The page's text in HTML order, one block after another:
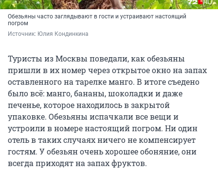
Обезьяны часто заглядывают в гости и устраивают настоящий
погром
Источник: Юлия Кондинкина
Туристы из Москвы поведали, как обезьяны
пришли в их номер через открытое окно на запах
оставленного на тарелке манго. В итоге съедено
было всё: манго, бананы, шоколадки и даже
печенье, которое находилось в закрытой
упаковке. Обезьяны испачкали все вещи и
устроили в номере настоящий погром. Ни один
отель в таких случаях ничего не компенсирует
гостям. У обезьян очень хорошее обоняние, они
всегда приходят на запах фруктов.